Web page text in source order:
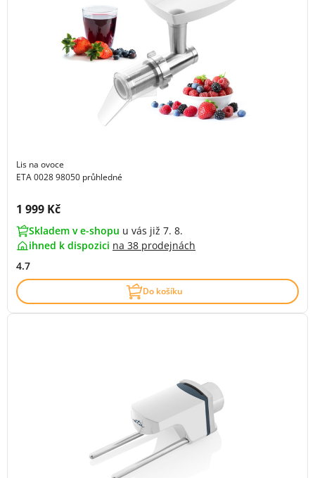
Lis na ovoce
ETA 0028 98050 průhledné
Cena s DPH:
1 999 Kč
Skladem v e-shopu u vás již 7. 8.
ihned k dispozici na 38 prodejnách
4.7
Do košíku